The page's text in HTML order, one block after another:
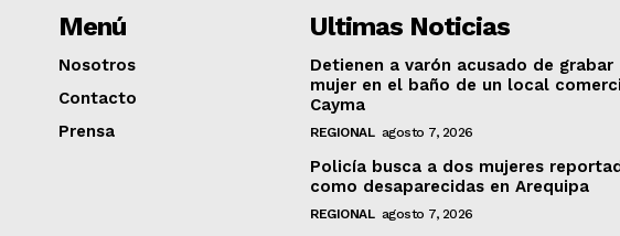
Menú
Nosotros
Contacto
Prensa
Ultimas Noticias
Detienen a varón acusado de grabar
mujer en el baño de un local
Cayma
REGIONAL agosto 7, 2026
Policía busca a dos mujeres
como desaparecidas en Arequipa
REGIONAL agosto 7, 2026